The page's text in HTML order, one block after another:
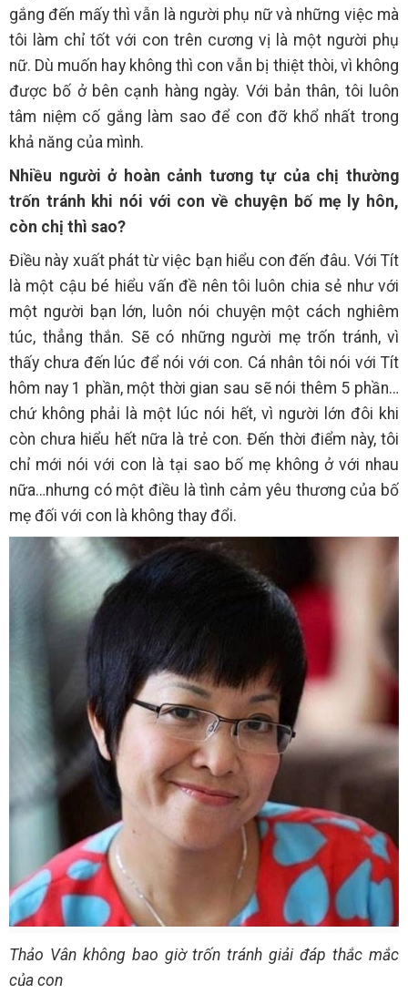
gắng đến mấy thì vẫn là người phụ nữ và những việc mà
tôi làm chỉ tốt với con trên cương vị là một người phụ
nữ. Dù muốn hay không thì con vẫn bị thiệt thòi, vì không
được bố ở bên cạnh hàng ngày. Với bản thân, tôi luôn
tâm niệm cố gắng làm sao để con đỡ khổ nhất trong
khả năng của mình.
Nhiều người ở hoàn cảnh tương tự của chị thường
trốn tránh khi nói với con về chuyện bố mẹ ly hôn,
còn chị thì sao?
Điều này xuất phát từ việc bạn hiểu con đến đâu. Với Tít
là một cậu bé hiểu vấn đề nên tôi luôn chia sẻ như với
một người bạn lớn, luôn nói chuyện một cách nghiêm
túc, thẳng thắn. Sẽ có những người mẹ trốn tránh, vì
thấy chưa đến lúc để nói với con. Cá nhân tôi nói với Tít
hôm nay 1 phần, một thời gian sau sẽ nói thêm 5 phần…
chứ không phải là một lúc nói hết, vì người lớn đôi khi
còn chưa hiểu hết nữa là trẻ con. Đến thời điểm này, tôi
chỉ mới nói với con là tại sao bố mẹ không ở với nhau
nữa…nhưng có một điều là tình cảm yêu thương của bố
mẹ đối với con là không thay đổi.
Thảo Vân không bao giờ trốn tránh giải đáp thắc mắc
của con